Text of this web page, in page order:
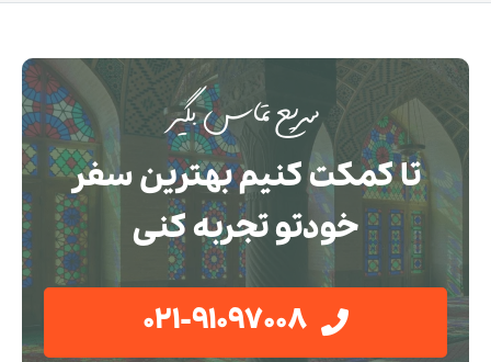
سریع تماس بگیر
تا کمکت کنیم بهترین سفر
خودتو تجربه کنی
021-91097008